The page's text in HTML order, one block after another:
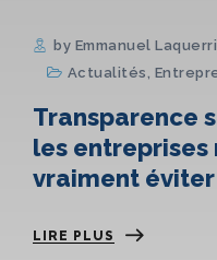
by Emmanuel
Actualités ,
Transparence
les entreprises
vraiment
LIRE PLUS